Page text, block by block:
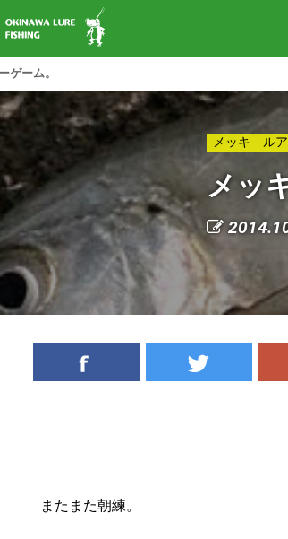
ゲーム。
メッキ ル
メッ
またまた朝練。